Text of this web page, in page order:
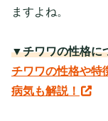
ますよね。
▼チワワの性格に
チワワの性格や特
病気も解説！